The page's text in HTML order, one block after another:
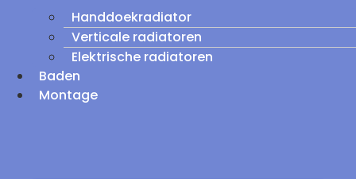
Handdoekradiator
Verticale radiatoren
Elektrische radiatoren
Baden
Montage